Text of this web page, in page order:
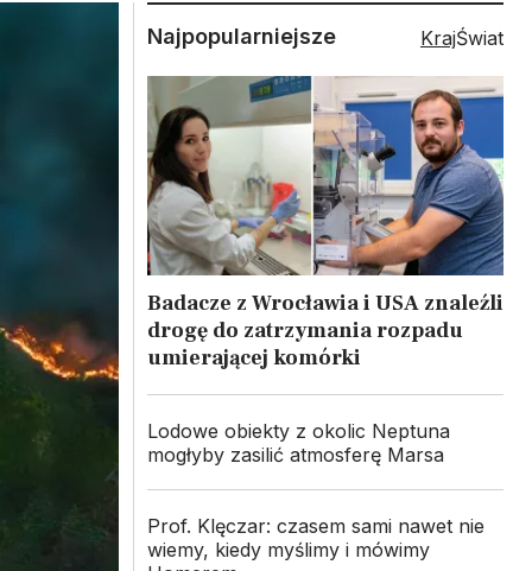
Najpopularniejsze KrajŚwiat
Badacze z Wrocławia i USA znaleźli
drogę do zatrzymania rozpadu
umierającej komórki
Lodowe obiekty z okolic Neptuna
mogłyby zasilić atmosferę Marsa
Prof. Klęczar: czasem sami nawet nie
wiemy, kiedy myślimy i mówimy